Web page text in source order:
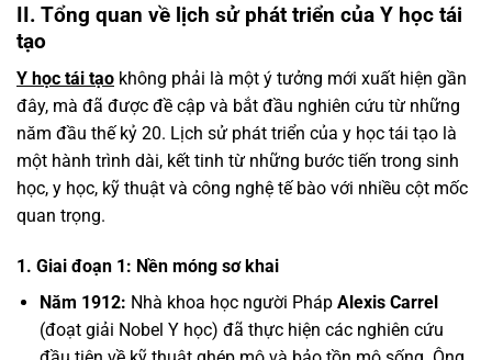
II. Tổng quan về lịch sử phát triển của Y học tái
tạo
Y học tái tạo không phải là một ý tưởng mới xuất hiện gần
đây, mà đã được đề cập và bắt đầu nghiên cứu từ những
năm đầu thế kỷ 20. Lịch sử phát triển của y học tái tạo là
một hành trình dài, kết tinh từ những bước tiến trong sinh
học, y học, kỹ thuật và công nghệ tế bào với nhiều cột mốc
quan trọng.
1. Giai đoạn 1: Nền móng sơ khai
Năm 1912: Nhà khoa học người Pháp Alexis Carrel
(đoạt giải Nobel Y học) đã thực hiện các nghiên cứu